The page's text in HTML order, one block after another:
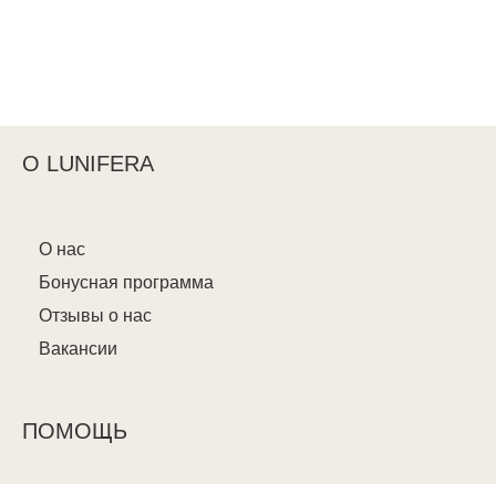
О LUNIFERA
О нас
Бонусная программа
Отзывы о нас
Вакансии
ПОМОЩЬ